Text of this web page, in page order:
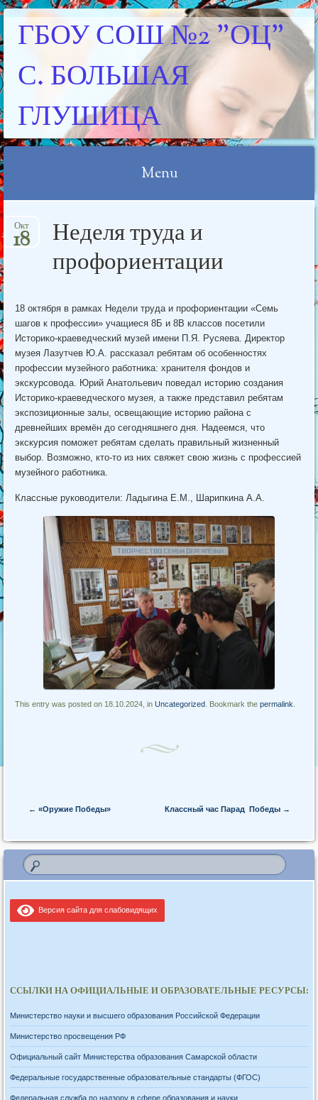
ГБОУ СОШ №2 "ОЦ"
С. БОЛЬШАЯ
ГЛУШИЦА
Menu
to
Неделя труда и
профориентации
Окт
18
18 октября в рамках Недели труда и профориентации «Семь
шагов к профессии» учащиеся 8Б и 8В классов посетили
Историко-краеведческий музей имени П.Я. Русяева. Директор
музея Лазутчев Ю.А. рассказал ребятам об особенностях
профессии музейного работника: хранителя фондов и
экскурсовода. Юрий Анатольевич поведал историю создания
Историко-краеведческого музея, а также представил ребятам
экспозиционные залы, освещающие историю района с
древнейших времён до сегодняшнего дня. Надеемся, что
экскурсия поможет ребятам сделать правильный жизненный
выбор. Возможно, кто-то из них свяжет свою жизнь с профессией
музейного работника.
Классные руководители: Ладыгина Е.М., Шарипкина А.А.
This entry was posted on 18.10.2024, inUncategorized. Bookmark thepermalink.
Post navigation
← «Оружие Победы» Классный час Парад Победы →
Версия сайта для слабовидящих
ССЫЛКИ НА ОФИЦИАЛЬНЫЕ И ОБРАЗОВАТЕЛЬНЫЕ РЕСУРСЫ:
Министерство науки и высшего образования Российской Федерации
Министерство просвещения РФ
Официальный сайт Министерства образования Самарской области
Федеральные государственные образовательные стандарты (ФГОС)
Федеральная служба по надзору в сфере образования и науки